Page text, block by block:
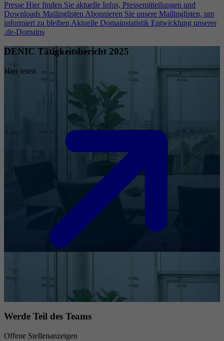
Presse Hier finden Sie aktuelle Infos, Pressemitteilungen und
Downloads Mailinglisten Abonnieren Sie unsere Mailinglisten, um
informiert zu bleiben Aktuelle Domainstatistik Entwicklung unserer
.de-Domains
DENIC Tätigkeitsbericht 2025
Hier lesen
Werde Teil des Teams
Offene Stellenanzeigen